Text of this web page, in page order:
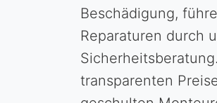
Beschädigung,
Reparaturen durch
transparenten